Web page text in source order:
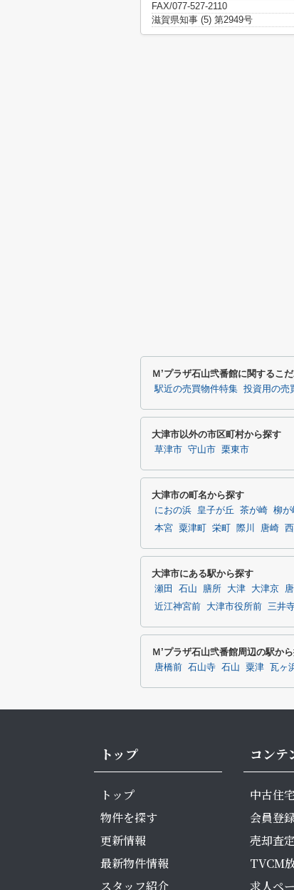
FAX/077-527-2110
滋賀県知事 (5) 第2949号
Ｍ’プラザ石山弐番館に関するこ
駅近の売買物件特集 投資用の売
大津市以外の市区町村から探す
草津市 守山市 栗東市
大津市の町名から探す
におの浜 皇子が丘 茶が崎 柳が
本宮 粟津町 栄町 際川 唐崎
大津市にある駅から探す
瀬田 石山 膳所 大津 大津京
近江神宮前
大津市役所前 三井
Ｍ’プラザ石山弐番館周辺の駅か
唐橋前 石山寺 石山 粟津 瓦ヶ
トップ
トップ
物件を探す
更新情報
最新物件情報
スタッフ紹介
コンテ
中古住
会員登
売却査定
TVCM
求人ペ